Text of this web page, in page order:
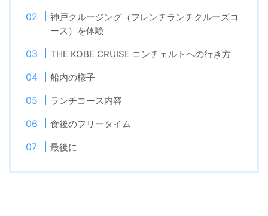
神戸クルージング（フレンチランチクルーズコ
ース）を体験
THE KOBE CRUISE コンチェルトへの行き方
船内の様子
ランチコース内容
食後のフリータイム
最後に